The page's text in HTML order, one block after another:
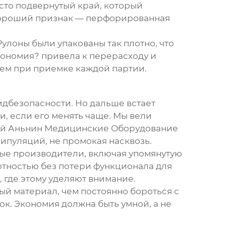
подвернутый край, который
признак — перфорированная
были упакованы так плотно, что
привела к перерасходу и
при приемке каждой партии.
Но дальше встает
если его менять чаще. Мы вели
Аньнин Медицинские Оборудование
не промокая насквозь.
производители, включая упомянутую
без потери функционала для
этому уделяют внимание.
материал, чем постоянно бороться с
Экономия должна быть умной, а не